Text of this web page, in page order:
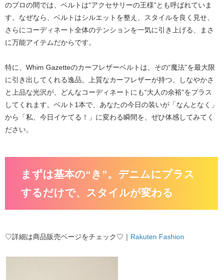
のプロの間では、ベルトは“アクセサリーの王様”とも呼ばれていま
す。なぜなら、ベルトはシルエットを整え、スタイルを良く見せ、
さらにコーディネート全体のテンションを一気に引き上げる
、まさ
に万能アイテムだからです。
特に、 Whim Gazetteのカーフレザーベルト は、その“魔法”を最大限
に引き出してくれる逸品。上質なカーフレザーが持つ、しなやかさ
と上品な光沢が、どんなコーディネートにも“大人の余裕”をプラス
してくれます。ベルト1本で、あなたの今日の装いが「なんとなく」
から「私、今日イケてる！」に変わる瞬間を、ぜひ体感してみてく
ださい。
まずは基本の“き”。デニムにプラス
するだけで、スタイルが変わる
♡詳細は商品販売ページをチェック♡｜ Rakuten Fashion